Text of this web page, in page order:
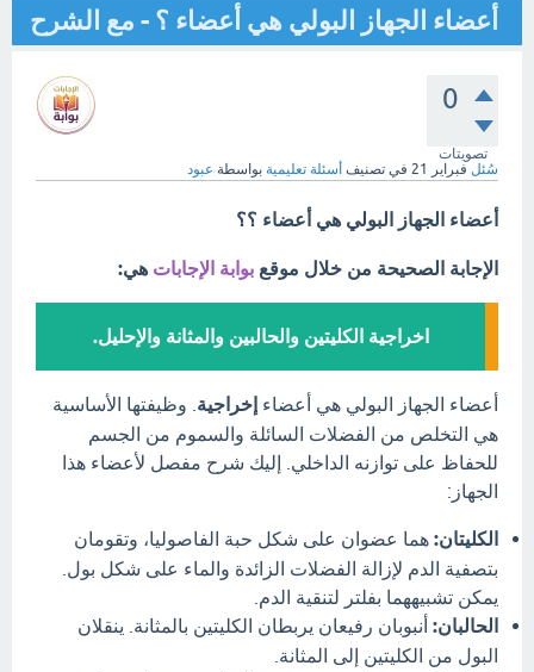
أعضاء الجهاز البولي هي أعضاء ؟ - مع الشرح
0
تصويتات
سُئل فبراير 21 في تصنيف أسئلة تعليمية بواسطة عبود
أعضاء الجهاز البولي هي أعضاء ؟؟
الإجابة الصحيحة من خلال موقع بوابة الإجابات هي:
اخراجية الكليتين والحالبين والمثانة والإحليل.
أعضاء الجهاز البولي هي أعضاء إخراجية . وظيفتها الأساسية
هي التخلص من الفضلات السائلة والسموم من الجسم
للحفاظ على توازنه الداخلي. إليك شرح مفصل لأعضاء هذا
الجهاز:
الكليتان: هما عضوان على شكل حبة الفاصوليا، وتقومان
بتصفية الدم لإزالة الفضلات الزائدة والماء على شكل بول.
يمكن تشبيههما بفلتر لتنقية الدم.
الحالبان: أنبوبان رفيعان يربطان الكليتين بالمثانة. ينقلان
البول من الكليتين إلى المثانة.